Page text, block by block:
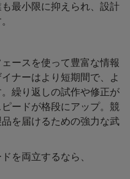
最小限に抑えられ、設計
ースを使って豊富な情報
ナーはより短期間で、よ
繰り返しの試作や修正が
ードが格段にアップ。競
を届けるための強力な武
を両立するなら、